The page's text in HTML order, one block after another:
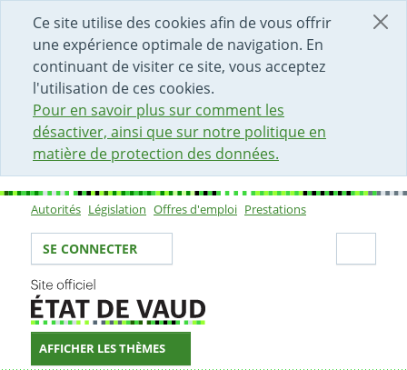
Ce site utilise des cookies afin de vous offrir
une expérience optimale de navigation. En
continuant de visiter ce site, vous acceptez
l'utilisation de ces cookies.
Pour en savoir plus sur comment les
désactiver, ainsi que sur notre politique en
matière de protection des données.
DÉBUT DU CONTENU DE LA PAGE
ACCÈS AU CHAMP DE RECHERCHE
PAGE D'ACCUEIL
FORMULAIRE DE CONTACT
Sous-navigation
Autorités Législation Offres d'emploi Prestations
Votre identité
SE CONNECTER
AFFICHER LES THÈMES